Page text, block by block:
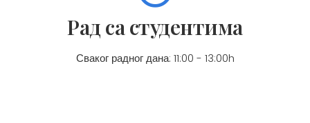
Рад са студентима
Сваког радног дана: 11:00 - 13:00h